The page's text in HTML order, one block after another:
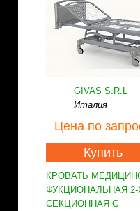
GIVAS S.R.L
Италия
Цена по
Купить
КРОВАТЬ
ФУКЦИОНАЛЬНАЯ 2-
СЕКЦИОННАЯ С